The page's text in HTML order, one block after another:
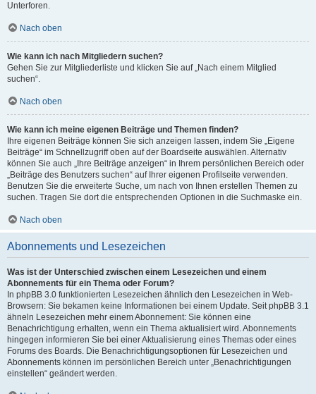
Unterforen.
Nach oben
Wie kann ich nach Mitgliedern suchen?
Gehen Sie zur Mitgliederliste und klicken Sie auf „Nach einem Mitglied
suchen“.
Nach oben
Wie kann ich meine eigenen Beiträge und Themen finden?
Ihre eigenen Beiträge können Sie sich anzeigen lassen, indem Sie „Eigene
Beiträge“ im Schnellzugriff oben auf der Boardseite auswählen. Alternativ
können Sie auch „Ihre Beiträge anzeigen“ in Ihrem persönlichen Bereich oder
„Beiträge des Benutzers suchen“ auf Ihrer eigenen Profilseite verwenden.
Benutzen Sie die erweiterte Suche, um nach von Ihnen erstellen Themen zu
suchen. Tragen Sie dort die entsprechenden Optionen in die Suchmaske ein.
Nach oben
Abonnements und Lesezeichen
Was ist der Unterschied zwischen einem Lesezeichen und einem
Abonnements für ein Thema oder Forum?
In phpBB 3.0 funktionierten Lesezeichen ähnlich den Lesezeichen in Web-
Browsern: Sie bekamen keine Informationen bei einem Update. Seit phpBB 3.1
ähneln Lesezeichen mehr einem Abonnement: Sie können eine
Benachrichtigung erhalten, wenn ein Thema aktualisiert wird. Abonnements
hingegen informieren Sie bei einer Aktualisierung eines Themas oder eines
Forums des Boards. Die Benachrichtigungsoptionen für Lesezeichen und
Abonnements können im persönlichen Bereich unter „Benachrichtigungen
einstellen“ geändert werden.